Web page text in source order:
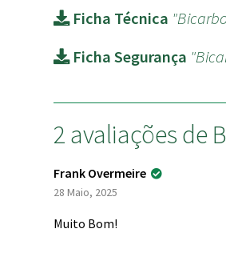
Ficha Técnica
Ficha Segurança
2 avaliações de
Frank Overmeire
28 Maio, 2025
Muito Bom!